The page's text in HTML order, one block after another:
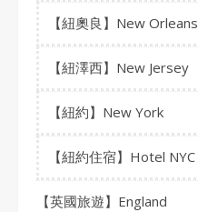
【紐奧良】New Orleans
【紐澤西】New Jersey
【紐約】New York
【紐約住宿】Hotel NYC
【英國旅遊】England